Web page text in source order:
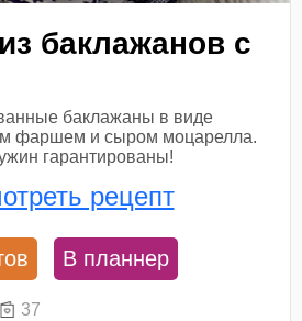
баклажанов с
баклажаны в виде
фаршем и сыром моцарелла.
гарантированы!
рецепт
В планнер
37